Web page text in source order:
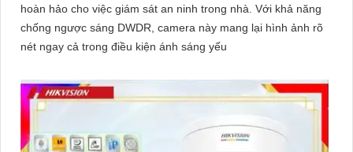
hoàn hảo cho việc giám sát an ninh trong nhà. Với khả năng
chống ngược sáng DWDR, camera này mang lại hình ảnh rõ
nét ngay cả trong điều kiện ánh sáng yếu